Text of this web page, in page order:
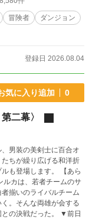
冒険者
ダンジョン
登録日 2026.08.04
気に入り追加 0
二幕〉
男装の美剣士に百合オ
ちが繰り広げる和洋折
場します。 【あら
ルカは、若者チームのサ
揃いのライバルチーム
。そんな両雄が会する
戦だった。 ▼前日